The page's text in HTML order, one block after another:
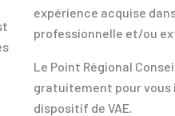
expérience acquise
professionnelle et/ou
Le Point Régional
gratuitement pour vous
dispositif de VAE.